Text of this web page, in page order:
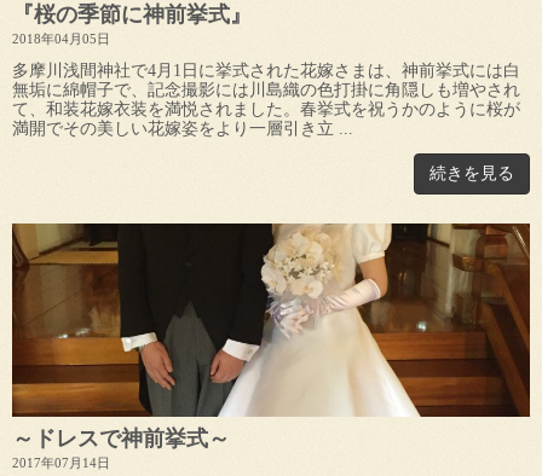
『桜の季節に神前挙式』
2018年04月05日
多摩川浅間神社で4月1日に挙式された花嫁さまは、神前挙式には白
無垢に綿帽子で、記念撮影には川島織の色打掛に角隠しも増やされ
て、和装花嫁衣装を満悦されました。春挙式を祝うかのように桜が
満開でその美しい花嫁姿をより一層引き立 ...
続きを見る
～ドレスで神前挙式～
2017年07月14日